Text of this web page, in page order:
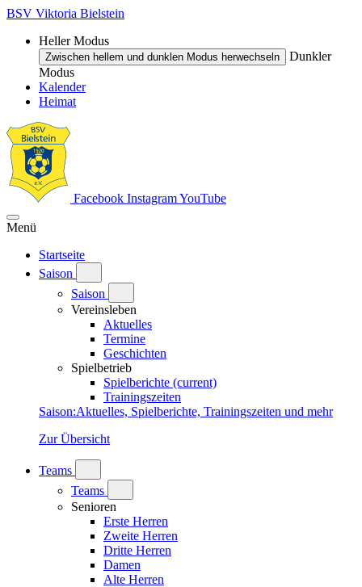
BSV Viktoria Bielstein
Heller Modus
Zwischen hellem und dunklen Modus herwechseln
Dunkler
Modus
Kalender
Heimat
Facebook InstagramYouTube
Menü
Startseite
Saison
Saison
Vereinsleben
Aktuelles
Termine
Geschichten
Spielbetrieb
Spielberichte (current)
Trainingszeiten
Saison:Aktuelles, Spielberichte, Trainingszeiten und mehr
Zur Übersicht
Teams
Teams
Senioren
Erste Herren
Zweite Herren
Dritte Herren
Damen
Alte Herren